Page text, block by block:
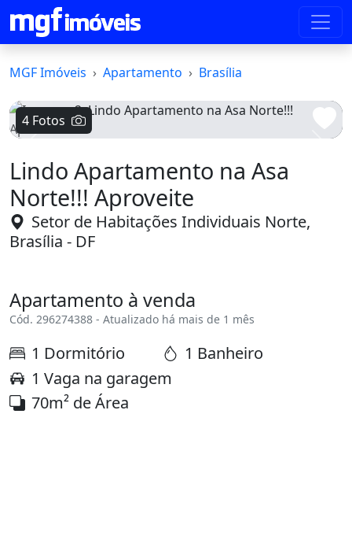
MGF Imóveis Apartamento Brasília
4 Fotos
Lindo Apartamento na Asa
Norte!!! Aproveite
Setor de Habitações Individuais Norte,
Brasília - DF
Apartamento à venda
Cód. 296274388 - Atualizado há mais de 1 mês
1 Dormitório
1 Banheiro
1 Vaga na garagem
70m² de Área